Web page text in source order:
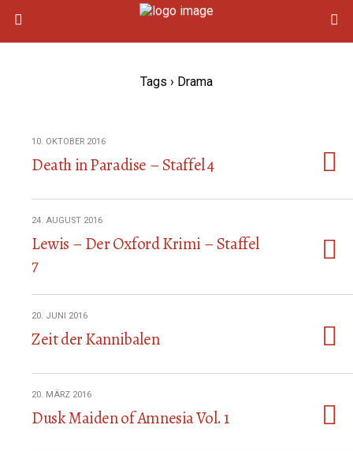
Tags › Drama
10. OKTOBER 2016
Death in Paradise – Staffel 4
24. AUGUST 2016
Lewis – Der Oxford Krimi – Staffel
7
20. JUNI 2016
Zeit der Kannibalen
20. MÄRZ 2016
Dusk Maiden of Amnesia Vol. 1